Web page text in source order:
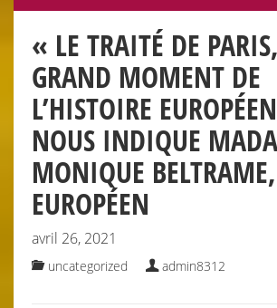
« LE TRAITÉ DE
GRAND MOMENT DE
L’HISTOIRE
NOUS INDIQUE
MONIQUE
EUROPÉEN
avril 26, 2021
uncategorized admin8312